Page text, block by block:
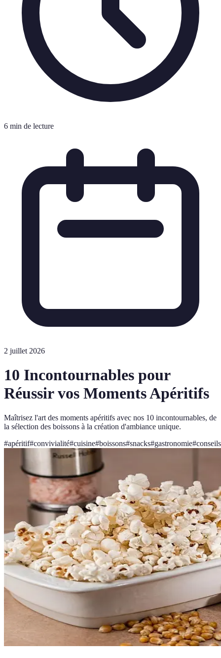
6 min de lecture
2 juillet 2026
10 Incontournables pour
Réussir vos Moments Apéritifs
Maîtrisez l'art des moments apéritifs avec nos 10 incontournables, de
la sélection des boissons à la création d'ambiance unique.
#apéritif#convivialité#cuisine#boissons#snacks#gastronomie#conseils